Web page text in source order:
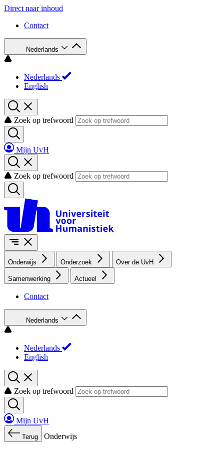
Direct naar inhoud
Contact
Nederlands
Nederlands
English
Zoek op trefwoord
Mijn UvH
Zoek op trefwoord
Onderwijs Onderzoek Over de UvH
Samenwerking Actueel
Contact
Nederlands
Nederlands
English
Zoek op trefwoord
Mijn UvH
Terug Onderwijs